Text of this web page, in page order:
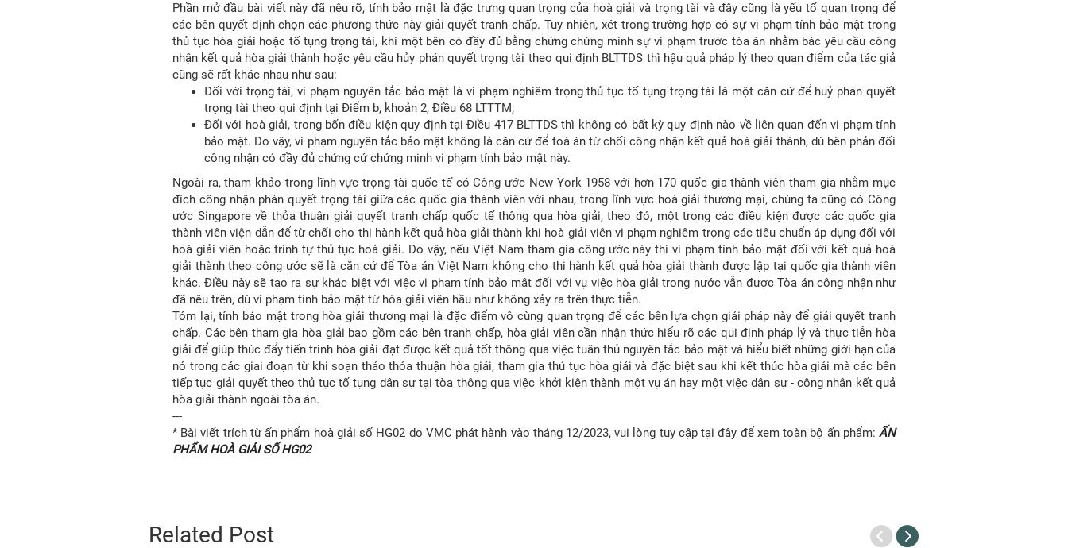
Phần mở đầu bài viết này đã nêu rõ, tính bảo mật là đặc trưng quan trọng của hoà giải và trọng tài và đây cũng là yếu tố quan trọng để
các bên quyết định chọn các phương thức này giải quyết tranh chấp. Tuy nhiên, xét trong trường hợp có sự vi phạm tính bảo mật trong
thủ tục hòa giải hoặc tố tụng trọng tài, khi một bên có đầy đủ bằng chứng chứng minh sự vi phạm trước tòa án nhằm bác yêu cầu công
nhận kết quả hòa giải thành hoặc yêu cầu hủy phán quyết trọng tài theo qui định BLTTDS thì hậu quả pháp lý theo quan điểm của tác giả
cũng sẽ rất khác nhau như sau:
Đối với trọng tài, vi phạm nguyên tắc bảo mật là vi phạm nghiêm trọng thủ tục tố tụng trọng tài là một căn cứ để huỷ phán quyết
trọng tài theo qui định tại Điểm b, khoản 2, Điều 68 LTTTM;
Đối với hoà giải, trong bốn điều kiện quy định tại Điều 417 BLTTDS thì không có bất kỳ quy định nào về liên quan đến vi phạm tính
bảo mật. Do vậy, vi phạm nguyên tắc bảo mật không là căn cứ để toà án từ chối công nhận kết quả hoà giải thành, dù bên phản đối
công nhận có đầy đủ chứng cứ chứng minh vi phạm tính bảo mật này.
Ngoài ra, tham khảo trong lĩnh vực trọng tài quốc tế có Công ước New York 1958 với hơn 170 quốc gia thành viên tham gia nhằm mục
đích công nhận phán quyết trọng tài giữa các quốc gia thành viên với nhau, trong lĩnh vực hoà giải thương mại, chúng ta cũng có Công
ước Singapore về thỏa thuận giải quyết tranh chấp quốc tế thông qua hòa giải, theo đó, một trong các điều kiện được các quốc gia
thành viên viện dẫn để từ chối cho thi hành kết quả hòa giải thành khi hoà giải viên vi phạm nghiêm trọng các tiêu chuẩn áp dụng đối với
hoà giải viên hoặc trình tự thủ tục hoà giải. Do vậy, nếu Việt Nam tham gia công ước này thì vi phạm tính bảo mật đối với kết quả hoà
giải thành theo công ước sẽ là căn cứ để Tòa án Việt Nam không cho thi hành kết quả hòa giải thành được lập tại quốc gia thành viên
khác. Điều này sẽ tạo ra sự khác biệt với việc vi phạm tính bảo mật đối với vụ việc hòa giải trong nước vẫn được Tòa án công nhận như
đã nêu trên, dù vi phạm tính bảo mật từ hòa giải viên hầu như không xảy ra trên thực tiễn.
Tóm lại, tính bảo mật trong hòa giải thương mại là đặc điểm vô cùng quan trọng để các bên lựa chọn giải pháp này để giải quyết tranh
chấp. Các bên tham gia hòa giải bao gồm các bên tranh chấp, hòa giải viên cần nhận thức hiểu rõ các qui định pháp lý và thực tiễn hòa
giải để giúp thúc đẩy tiến trình hòa giải đạt được kết quả tốt thông qua việc tuân thủ nguyên tắc bảo mật và hiểu biết những giới hạn của
nó trong các giai đoạn từ khi soạn thảo thỏa thuận hòa giải, tham gia thủ tục hòa giải và đặc biệt sau khi kết thúc hòa giải mà các bên
tiếp tục giải quyết theo thủ tục tố tụng dân sự tại tòa thông qua việc khởi kiện thành một vụ án hay một việc dân sự - công nhận kết quả
hòa giải thành ngoài tòa án.
---
* Bài viết trích từ ấn phẩm hoà giải số HG02 do VMC phát hành vào tháng 12/2023, vui lòng tuy cập tại đây để xem toàn bộ ấn phẩm: ẤN
PHẨM HOÀ GIẢI SỐ HG02
Related Post